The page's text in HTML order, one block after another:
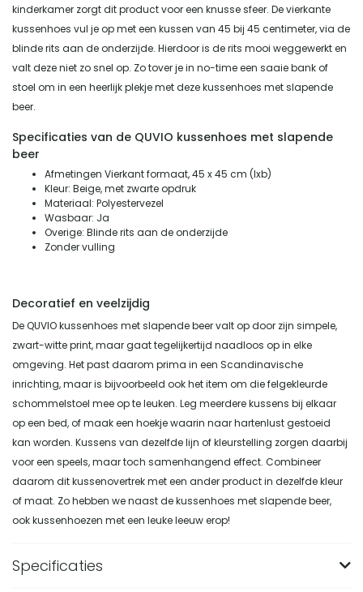
kinderkamer zorgt dit product voor een knusse sfeer. De vierkante
kussenhoes vul je op met een kussen van 45 bij 45 centimeter, via de
blinde rits aan de onderzijde. Hierdoor is de rits mooi weggewerkt en
valt deze niet zo snel op. Zo tover je in no-time een saaie bank of
stoel om in een heerlijk plekje met deze kussenhoes met slapende
beer.
Specificaties van de QUVIO kussenhoes met slapende
beer
Afmetingen Vierkant formaat, 45 x 45 cm (lxb)
Kleur: Beige, met zwarte opdruk
Materiaal: Polyestervezel
Wasbaar: Ja
Overige: Blinde rits aan de onderzijde
Zonder vulling
Decoratief en veelzijdig
De QUVIO kussenhoes met slapende beer valt op door zijn simpele,
zwart-witte print, maar gaat tegelijkertijd naadloos op in elke
omgeving. Het past daarom prima in een Scandinavische
inrichting, maar is bijvoorbeeld ook het item om die felgekleurde
schommelstoel mee op te leuken. Leg meerdere kussens bij elkaar
op een bed, of maak een hoekje waarin naar hartenlust gestoeid
kan worden. Kussens van dezelfde lijn of kleurstelling zorgen daarbij
voor een speels, maar toch samenhangend effect. Combineer
daarom dit kussenovertrek met een ander product in dezelfde kleur
of maat. Zo hebben we naast de kussenhoes met slapende beer,
ook kussenhoezen met een leuke leeuw erop!
Specificaties